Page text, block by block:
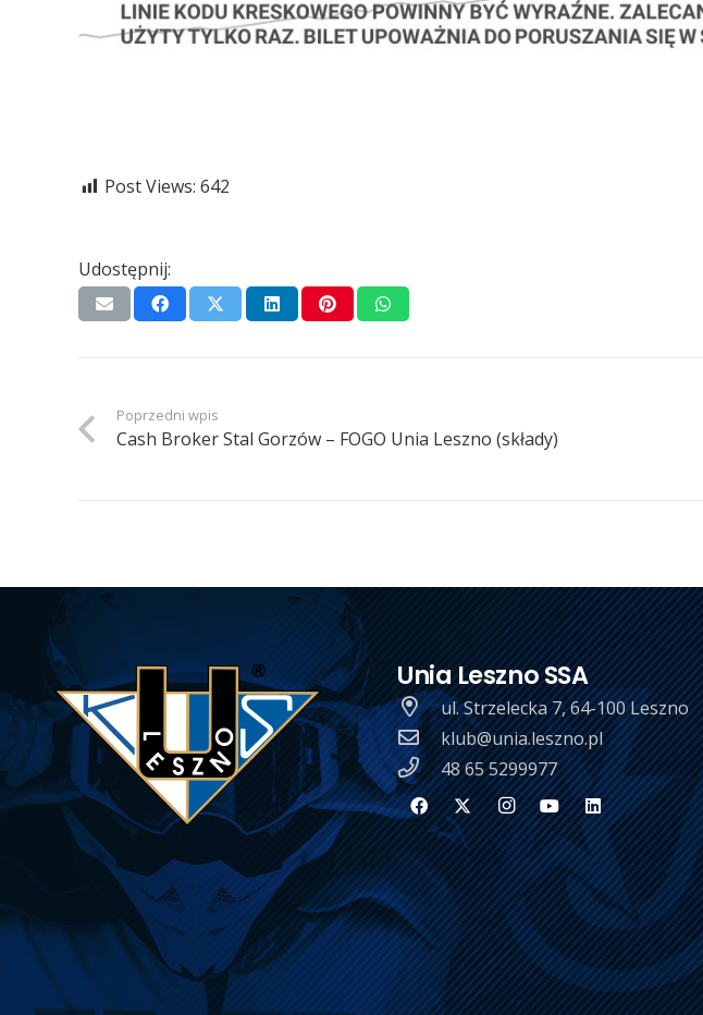
Post Views: 642
Udostępnij:
Poprzedni wpis
Cash Broker Stal Gorzów – FOGO Unia Leszno (składy)
Unia Leszno SSA
ul. Strzelecka 7, 64-100 Leszno
klub@unia.leszno.pl
48 65 5299977